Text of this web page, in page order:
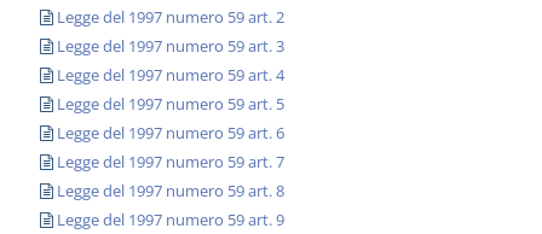
Legge del 1997 numero 59 art. 2
Legge del 1997 numero 59 art. 3
Legge del 1997 numero 59 art. 4
Legge del 1997 numero 59 art. 5
Legge del 1997 numero 59 art. 6
Legge del 1997 numero 59 art. 7
Legge del 1997 numero 59 art. 8
Legge del 1997 numero 59 art. 9